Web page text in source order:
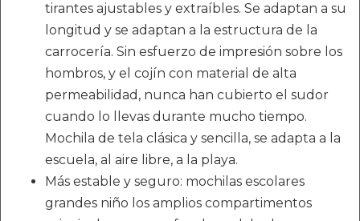
tirantes ajustables y extraíbles. Se adaptan a su
longitud y se adaptan a la estructura de la
carrocería. Sin esfuerzo de impresión sobre los
hombros, y el cojín con material de alta
permeabilidad, nunca han cubierto el sudor
cuando lo llevas durante mucho tiempo.
Mochila de tela clásica y sencilla, se adapta a la
escuela, al aire libre, a la playa.
Más estable y seguro: mochilas escolares
grandes niño los amplios compartimentos